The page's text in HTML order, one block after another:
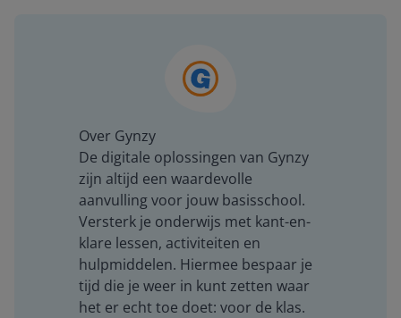
Over Gynzy
De digitale oplossingen van Gynzy
zijn altijd een waardevolle
aanvulling voor jouw basisschool.
Versterk je onderwijs met kant-en-
klare lessen, activiteiten en
hulpmiddelen. Hiermee bespaar je
tijd die je weer in kunt zetten waar
het er echt toe doet: voor de klas.